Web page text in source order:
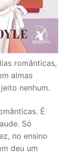
românticas,
almas
nenhum.
É
Só
no ensino
deu um